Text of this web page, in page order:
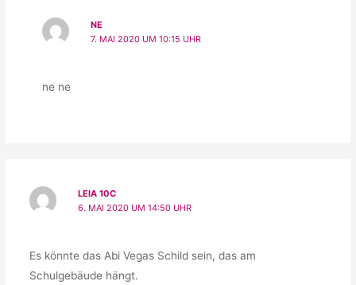
NE
7. MAI 2020 UM 10:15 UHR
ne ne
LEIA 10C
6. MAI 2020 UM 14:50 UHR
Es könnte das Abi Vegas Schild sein, das am
Schulgebäude hängt.